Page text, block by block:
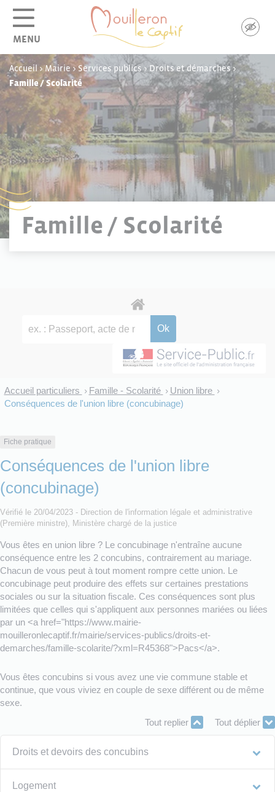
MENU
Accueil >Mairie> Services publics>Droits et démarches>
Famille / Scolarité
Famille / Scolarité
Accueil particuliers > Famille - Scolarité > Union libre >
Conséquences de l'union libre (concubinage)
Fiche pratique
Conséquences de l'union libre
(concubinage)
Vérifié le 20/04/2023 - Direction de l'information légale et administrative
(Première ministre), Ministère chargé de la justice
Vous êtes en union libre ? Le concubinage n'entraîne aucune
conséquence entre les 2 concubins, contrairement au mariage.
Chacun de vous peut à tout moment rompre cette union. Le
concubinage peut produire des effets sur certaines prestations
sociales ou sur la situation fiscale. Ces conséquences sont plus
limitées que celles qui s'appliquent aux personnes mariées ou liées
par un <a href="https://www.mairie-
mouilleronlecaptif.fr/mairie/services-publics/droits-et-
demarches/famille-scolarite/?xml=R45368">Pacs</a>.
Vous êtes concubins si vous avez une vie commune stable et
continue, que vous viviez en couple de sexe différent ou de même
sexe.
Tout replier
Tout déplier
Droits et devoirs des concubins
Logement
Panneau de gestion des cookies